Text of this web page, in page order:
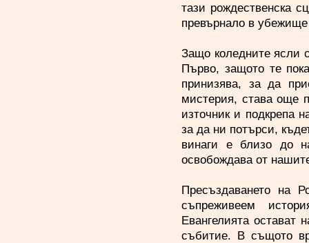
тази рождественска
превърнало в
Защо коледните ясли
Първо, защото те
принизява, за да
мистерия, става още
източник и подкрепа
за да ни потърси,
винаги е близо до
освобождава от
Пресъздаването на
съпреживеем
Евангелията остават
събитие. В същото